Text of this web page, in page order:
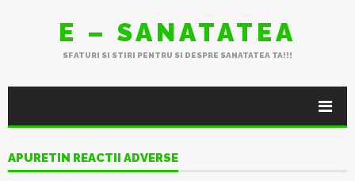
E – SANATATEA
SFATURI SI STIRI PENTRU SI DESPRE SANATATEA TA!!!
APURETIN REACTII ADVERSE